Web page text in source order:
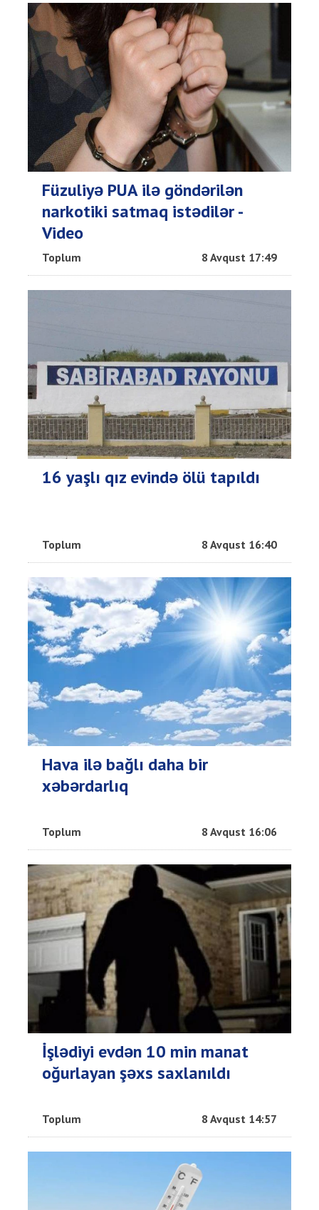
Füzuliyə PUA ilə göndərilən
narkotiki satmaq istədilər -
Video
Toplum 8 Avqust 17:49
16 yaşlı qız evində ölü tapıldı
Toplum 8 Avqust 16:40
Hava ilə bağlı daha bir
xəbərdarlıq
Toplum 8 Avqust 16:06
İşlədiyi evdən 10 min manat
oğurlayan şəxs saxlanıldı
Toplum 8 Avqust 14:57